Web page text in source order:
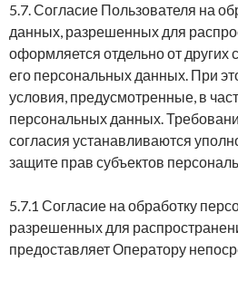
5.7. Согласие Пользователя на
данных, разрешенных для
оформляется отдельно от других
его персональных данных. При
условия, предусмотренные, в
персональных данных.
согласия устанавливаются
защите прав субъектов
5.7.1 Согласие на обработку
разрешенных для
предоставляет Оператору